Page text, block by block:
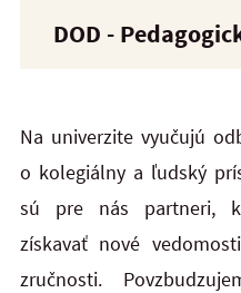
DOD -
Na univerzite vyučujú
o kolegiálny a ľudský
sú pre nás partneri,
získavať nové
zručnosti.